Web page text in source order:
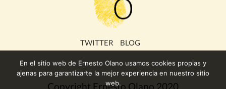
TWITTER BLOG
Copyright Ernesto Olano 2020
En el sitio web de Ernesto Olano usamos cookies propias y
ajenas para garantizarte la mejor experiencia en nuestro sitio
web.